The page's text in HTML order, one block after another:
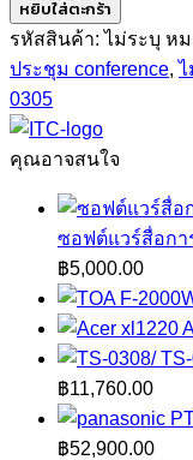
TS-
0305/
TS-
0305A
ชิ้น
หยิบใส่ตะกร้า
รหัสสินค้า:ไม่ระบุ ห
ประชุม conference,
0305
คุณอาจสนใจ
ซอฟต์แวร์สื่อกา
฿5,000.00
฿11,760.00Price
฿
฿52,900.00